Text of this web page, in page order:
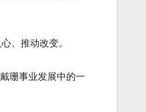
、推动改变。
珊事业发展中的一